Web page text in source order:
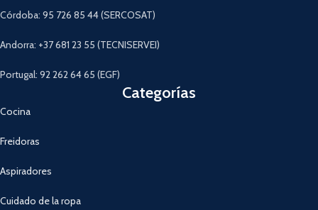
Córdoba: 95 726 85 44 (SERCOSAT)
Andorra: +37 681 23 55 (TECNISERVEI)
Portugal: 92 262 64 65 (EGF)
Categorías
Cocina
Freidoras
Aspiradores
Cuidado de la ropa